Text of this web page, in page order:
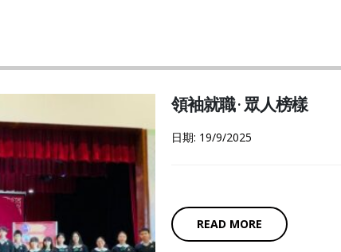
領袖就職 · 眾人榜樣
日期: 19/9/2025
READ MORE